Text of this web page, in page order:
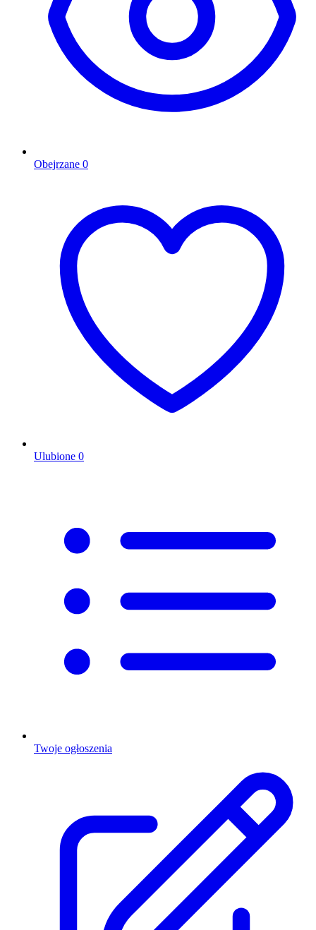
Obejrzane 0
Ulubione 0
Twoje ogłoszenia